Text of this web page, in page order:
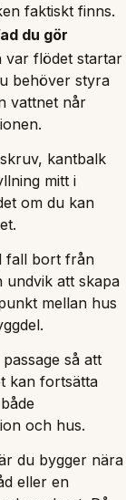
faktiskt finns.
du gör
var flödet startar
behöver styra
vattnet når
kantbalk
mitt i
om du kan
fall bort från
undvik att skapa
mellan hus
så att
kan fortsätta
och hus.
du bygger nära
eller en